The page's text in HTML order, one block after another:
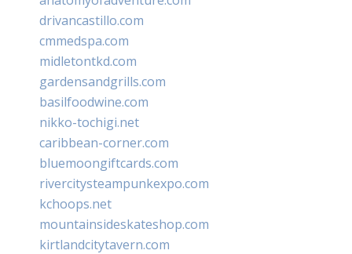
drivancastillo.com
cmmedspa.com
midletontkd.com
gardensandgrills.com
basilfoodwine.com
nikko-tochigi.net
caribbean-corner.com
bluemoongiftcards.com
rivercitysteampunkexpo.com
kchoops.net
mountainsideskateshop.com
kirtlandcitytavern.com